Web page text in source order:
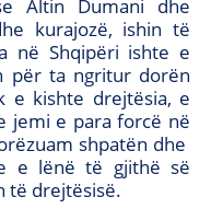
Altin Dumani dhe
kurajozë, ishin të
në Shqipëri ishte e
për ta ngritur dorën
e kishte drejtësia, e
jemi e para forcë në
shpatën dhe
e lënë të gjithë së
të drejtësisë.